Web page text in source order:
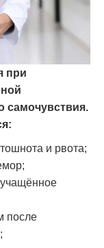
при
самочувствия.
и рвота;
учащённое
после